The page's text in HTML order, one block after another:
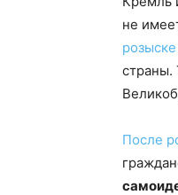
не
розыске
страны.
После